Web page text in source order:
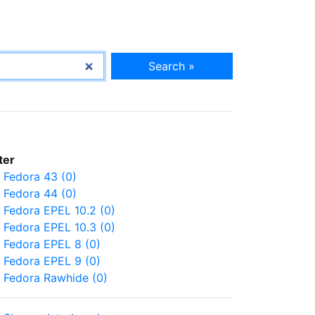
Search »
Fedora 43 (0)
Fedora 44 (0)
Fedora EPEL 10.2 (0)
Fedora EPEL 10.3 (0)
Fedora EPEL 8 (0)
Fedora EPEL 9 (0)
Fedora Rawhide (0)